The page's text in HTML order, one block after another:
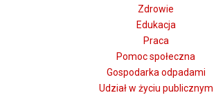
Zdrowie
Edukacja
Praca
Pomoc społeczna
Gospodarka odpadami
Udział w życiu publicznym